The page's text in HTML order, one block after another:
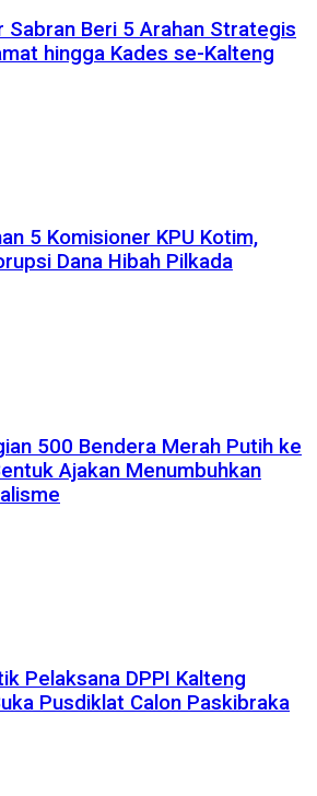
Sabran Beri 5 Arahan Strategis
hingga Kades se-Kalteng
5 Komisioner KPU Kotim,
Dana Hibah Pilkada
500 Bendera Merah Putih ke
Ajakan Menumbuhkan
Pelaksana DPPI Kalteng
Pusdiklat Calon Paskibraka